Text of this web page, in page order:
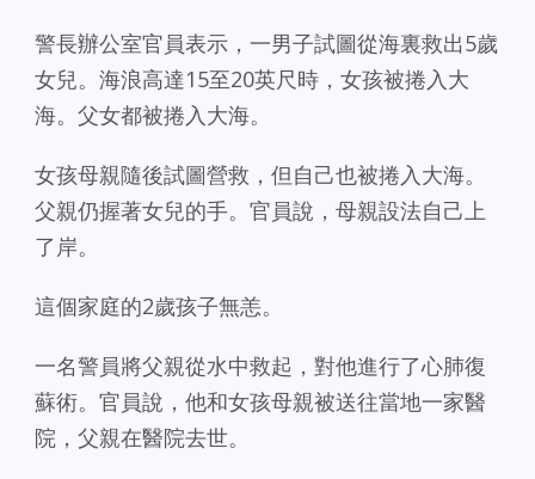
警長辦公室官員表示，一男子試圖從海裏救出5歲
女兒。海浪高達15至20英尺時，女孩被捲入大
海。父女都被捲入大海。
女孩母親隨後試圖營救，但自己也被捲入大海。
父親仍握著女兒的手。官員說，母親設法自己上
了岸。
這個家庭的2歲孩子無恙。
一名警員將父親從水中救起，對他進行了心肺復
蘇術。官員說，他和女孩母親被送往當地一家醫
院，父親在醫院去世。